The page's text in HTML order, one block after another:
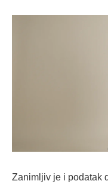
Zanimljiv je i podatak